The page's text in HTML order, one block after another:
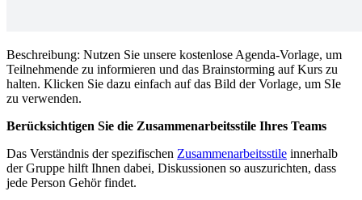
Beschreibung: Nutzen Sie unsere kostenlose Agenda-Vorlage, um
Teilnehmende zu informieren und das Brainstorming auf Kurs zu
halten. Klicken Sie dazu einfach auf das Bild der Vorlage, um SIe
zu verwenden.
Berücksichtigen Sie die Zusammenarbeitsstile Ihres Teams
Das Verständnis der spezifischen Zusammenarbeitsstile innerhalb
der Gruppe hilft Ihnen dabei, Diskussionen so auszurichten, dass
jede Person Gehör findet.